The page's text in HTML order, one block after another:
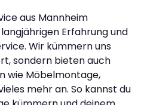
aus Mannheim
Erfahrung und
Wir kümmern uns
sondern bieten auch
wie Möbelmontage,
mehr an. So kannst du